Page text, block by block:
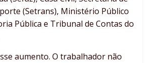
(Setrans), Ministério Público
Pública e Tribunal de Contas do
aumento. O trabalhador não